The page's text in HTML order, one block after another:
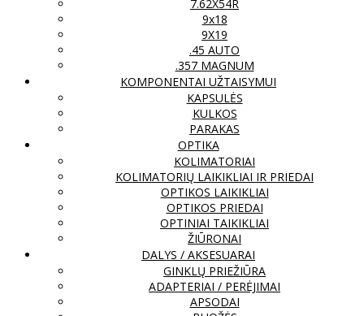
7.62X54R
9x18
9X19
.45 AUTO
.357 MAGNUM
KOMPONENTAI UŽTAISYMUI
KAPSULĖS
KULKOS
PARAKAS
OPTIKA
KOLIMATORIAI
KOLIMATORIŲ LAIKIKLIAI IR PRIEDAI
OPTIKOS LAIKIKLIAI
OPTIKOS PRIEDAI
OPTINIAI TAIKIKLIAI
ŽIŪRONAI
DALYS / AKSESUARAI
GINKLŲ PRIEŽIŪRA
ADAPTERIAI / PERĖJIMAI
APSODAI